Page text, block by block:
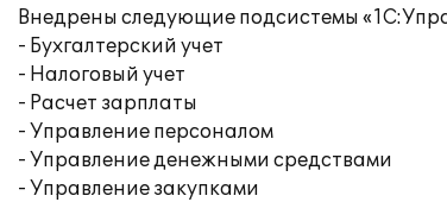
Внедрены следующие подсистемы
- Бухгалтерский учет
- Налоговый учет
- Расчет зарплаты
- Управление персоналом
- Управление денежными средствами
- Управление закупками